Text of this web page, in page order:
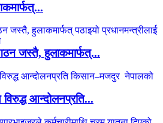
जस्तै, हुलाकमार्फत्...
विरुद्ध आन्दोलनप्रति...